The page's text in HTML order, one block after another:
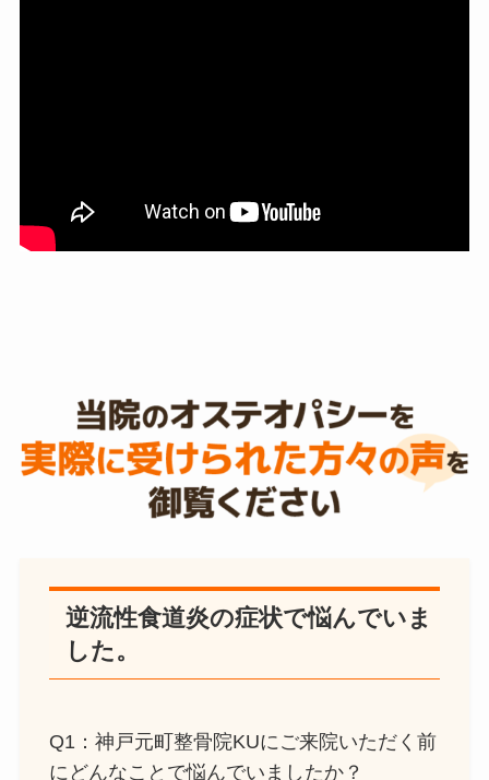
逆流性食道炎の症状で悩んでいま
した。
Q1：神戸元町整骨院KUにご来院いただく前
にどんなことで悩んでいましたか？